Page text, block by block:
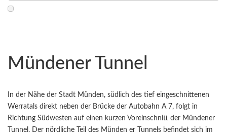
Mündener Tunnel
In der Nähe der Stadt Münden, südlich des tief eingeschnittenen
Werratals direkt neben der Brücke der Autobahn A 7, folgt in
Richtung Südwesten auf einen kurzen Voreinschnitt der Mündener
Tunnel. Der nördliche Teil des Münden er Tunnels befindet sich im